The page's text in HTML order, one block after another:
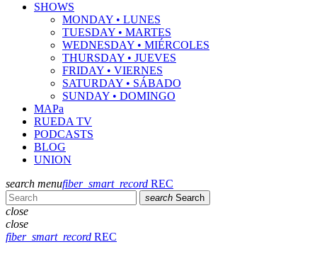
SHOWS
MONDAY • LUNES
TUESDAY • MARTES
WEDNESDAY • MIÉRCOLES
THURSDAY • JUEVES
FRIDAY • VIERNES
SATURDAY • SÁBADO
SUNDAY • DOMINGO
MAPa
RUEDA TV
PODCASTS
BLOG
UNION
search menufiber_smart_record REC
search Search
close
close
fiber_smart_record REC